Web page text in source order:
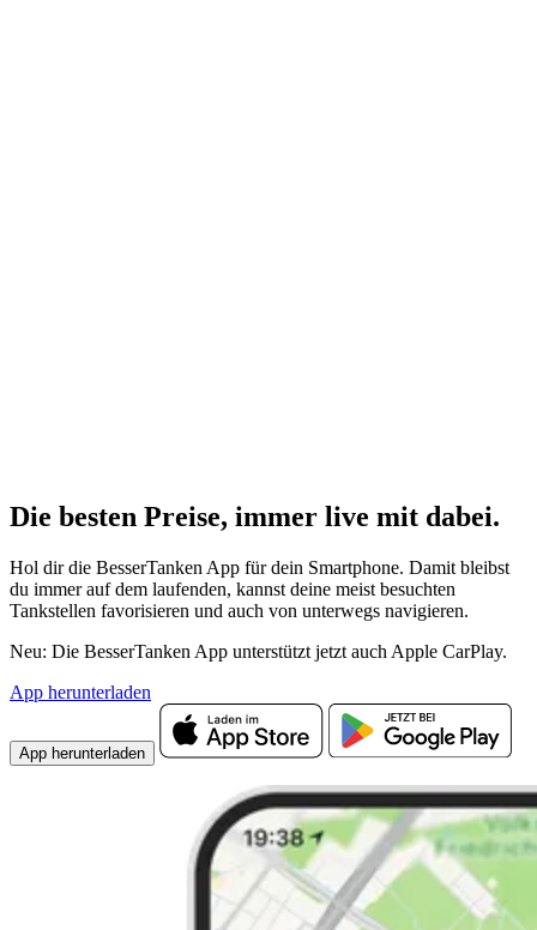
Die besten Preise, immer live mit dabei.
Hol dir die BesserTanken App für dein Smartphone. Damit bleibst
du immer auf dem laufenden, kannst deine meist besuchten
Tankstellen favorisieren und auch von unterwegs navigieren.
Neu: Die BesserTanken App unterstützt jetzt auch Apple CarPlay.
App herunterladen
App herunterladen